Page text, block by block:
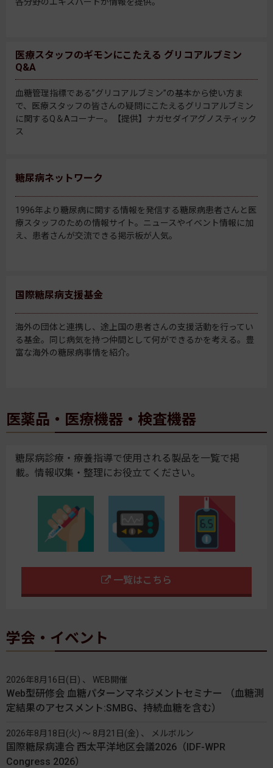
医療スタッフのギモンにこたえる グリコアルブミン
Q&A
血糖管理指標である”グリコアルブミン”の基本から使い方ま
で、医療スタッフの皆さんの疑問にこたえるグリコアルブミン
に関するQ＆Aコーナー。【提供】ナガセダイアグノスティック
ス
糖尿病ネットワーク
1996年より糖尿病に関する情報を発信する糖尿病患者さんと医
療スタッフのための情報サイト。ニュースやイベント情報に加
え、患者さんが交流できる掲示板が人気。
国際糖尿病支援基金
海外の団体と連携し、途上国の患者さんの支援活動を行ってい
る基金。同じ病気を持つ仲間として何ができるかを考える。豊
富な海外の糖尿病事情を紹介。
医薬品・医療機器・検査機器
糖尿病診療・療養指導で使用される製品を一覧で掲
載。情報収集・整理にお役立てください。
一覧はこちら
学会・イベント
2026年8月16日(日) 、 WEB開催
Web型研修会 血糖パターンマネジメントセミナー （血糖測
定結果のアセスメント:SMBG、持続血糖を含む）
2026年8月18日(火) 〜 8月21日(金) 、 メルボルン
国際糖尿病連合 西太平洋地区会議2026（IDF-WPR
Congress 2026）